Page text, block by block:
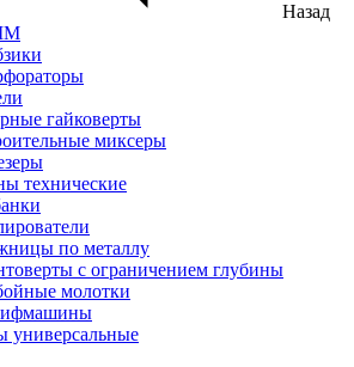
Назад
гайковерты
миксеры
технические
по металлу
с ограничением глубины
молотки
универсальные